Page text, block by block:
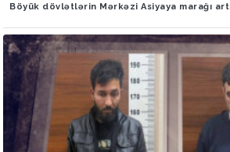
Böyük dövlətlərin Mərkəzi Asiyaya marağı